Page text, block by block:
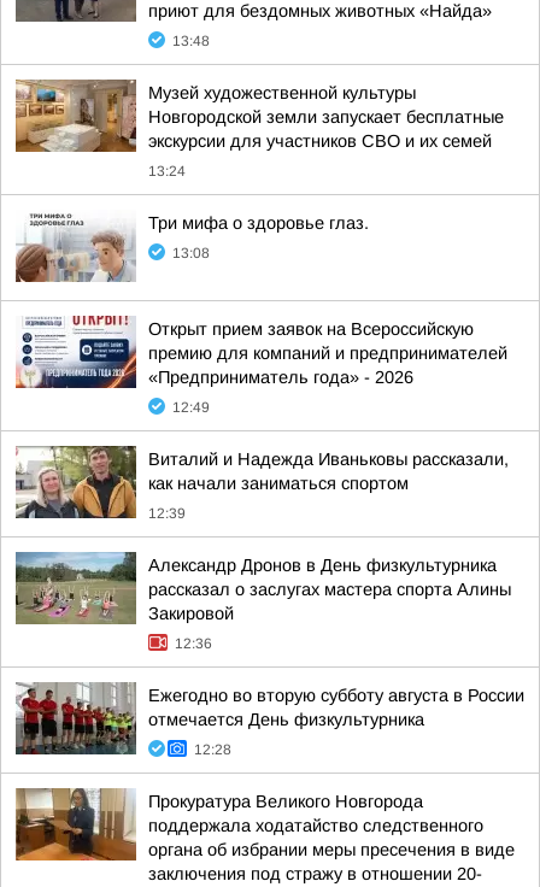
приют для бездомных животных «Найда»
13:48
Музей художественной культуры
Новгородской земли запускает бесплатные
экскурсии для участников СВО и их семей
13:24
Три мифа о здоровье глаз.
13:08
Открыт прием заявок на Всероссийскую
премию для компаний и предпринимателей
«Предприниматель года» - 2026
12:49
Виталий и Надежда Иваньковы рассказали,
как начали заниматься спортом
12:39
Александр Дронов в День физкультурника
рассказал о заслугах мастера спорта Алины
Закировой
12:36
Ежегодно во вторую субботу августа в России
отмечается День физкультурника
12:28
Прокуратура Великого Новгорода
поддержала ходатайство следственного
органа об избрании меры пресечения в виде
заключения под стражу в отношении 20-